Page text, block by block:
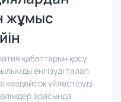
жұмыс
қабаттарын қосу
енгізуді талап
үйлестіруді